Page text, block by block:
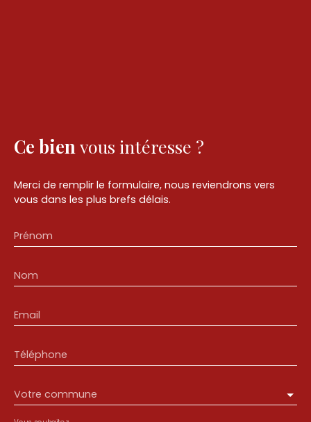
Ce bien vous intéresse ?
Merci de remplir le formulaire, nous reviendrons vers
vous dans les plus brefs délais.
Prénom
Nom
Email
Téléphone
Votre commune